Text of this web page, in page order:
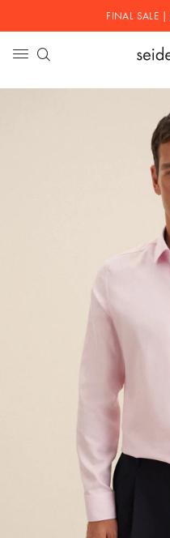
FINAL SALE |